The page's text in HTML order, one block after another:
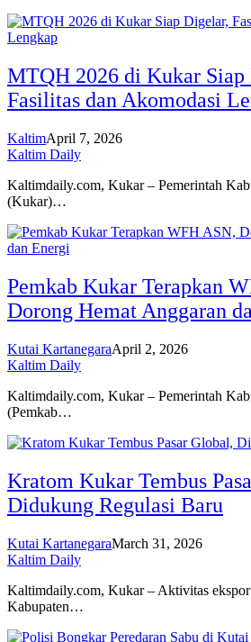
MTQH 2026 di Kukar Siap
Fasilitas dan Akomodasi
KaltimApril 7, 2026
Kaltim Daily
Kaltimdaily.com, Kukar – Pemerintah
(Kukar)…
Pemkab Kukar Terapkan
Dorong Hemat Anggaran
Kutai KartanegaraApril 2, 2026
Kaltim Daily
Kaltimdaily.com, Kukar – Pemerintah
(Pemkab…
Kratom Kukar Tembus
Didukung Regulasi Baru
Kutai KartanegaraMarch 31, 2026
Kaltim Daily
Kaltimdaily.com, Kukar – Aktivitas
Kabupaten…